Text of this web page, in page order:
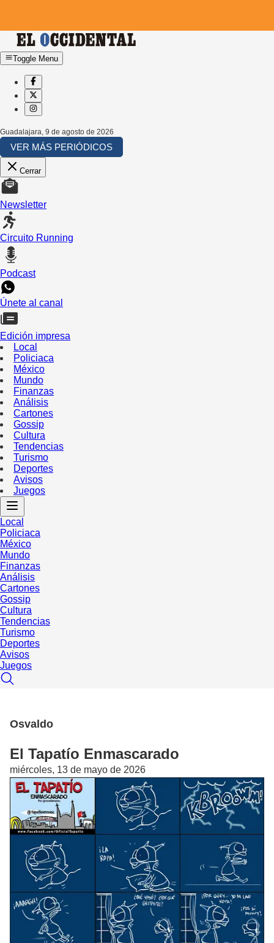
Toggle Menu
Guadalajara, 9 de agosto de 2026
VER MÁS PERIÓDICOS
Cerrar
Newsletter
Circuito Running
Podcast
Únete al canal
Edición impresa
Local
Policiaca
México
Mundo
Finanzas
Análisis
Cartones
Gossip
Cultura
Tendencias
Turismo
Deportes
Avisos
Juegos
Local
Policiaca
México
Mundo
Finanzas
Análisis
Cartones
Gossip
Cultura
Tendencias
Turismo
Deportes
Avisos
Juegos
Osvaldo
El Tapatío Enmascarado
miércoles, 13 de mayo de 2026